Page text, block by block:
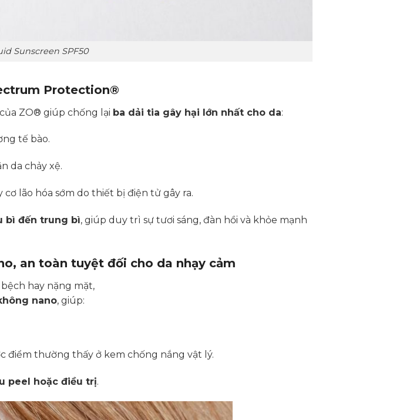
Sunscreen SPF50
Protection®
của ZO® giúp chống lại ba dải tia gây hại lớn nhất cho da:
tế bào.
da chảy xệ.
lão hóa sớm do thiết bị điện tử gây ra.
bì đến trung bì, giúp duy trì sự tươi sáng, đàn hồi và khỏe mạnh
an toàn tuyệt đối cho da nhạy cảm
hay nặng mặt,
nano, giúp:
điểm thường thấy ở kem chống nắng vật lý.
peel hoặc điều trị.